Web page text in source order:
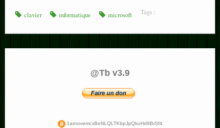
Tags :
clavier informatique microsoft
@Tb v3.9
1arnovemcxBeNLQLTKbpJpQkuHd9BrSf4